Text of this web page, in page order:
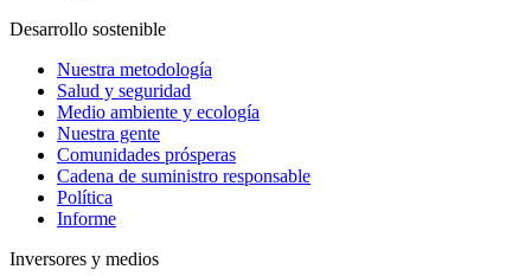
Desarrollo sostenible
Nuestra metodología
Salud y seguridad
Medio ambiente y ecología
Nuestra gente
Comunidades prósperas
Cadena de suministro responsable
Política
Informe
Inversores y medios